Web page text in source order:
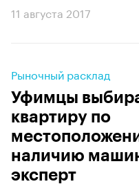
11 августа 2017
Рыночный расклад
Уфимцы
квартиру по
наличию
эксперт